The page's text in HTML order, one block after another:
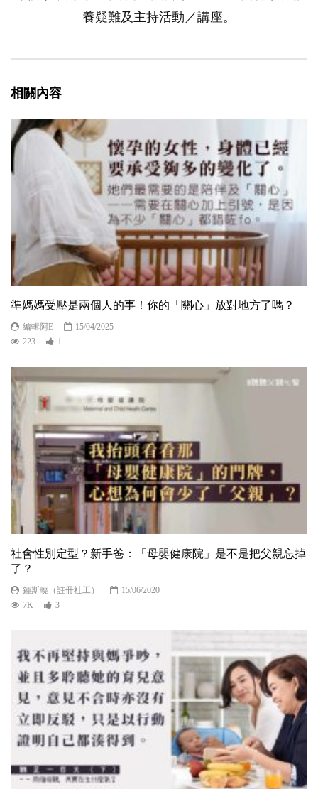
養疑難及主持活動／講座。
相關內容
準媽媽受壓是兩個人的事！你的「關心」放對地方了嗎？
編輯阿E
15/04/2025
223
1
社會性別定型？新手爸：「母嬰健康院」是不是把父親忘掉
了？
鍾斯曉（註冊社工）
15/06/2020
7K
3